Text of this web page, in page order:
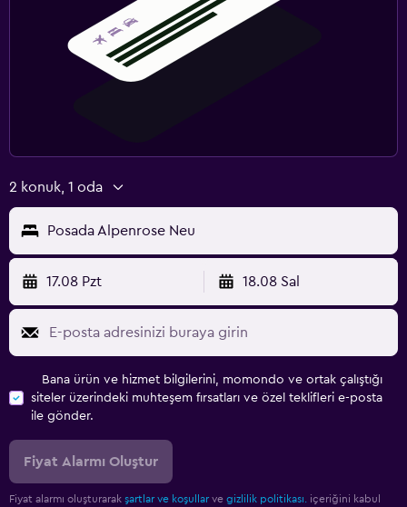
2 konuk, 1 oda
Posada Alpenrose Neu
17.08 Pzt 18.08 Sal
Bana ürün ve hizmet bilgilerini, momondo ve ortak çalıştığı
siteler üzerindeki muhteşem fırsatları ve özel teklifleri e-posta
ile gönder.
Fiyat Alarmı Oluştur
Fiyat alarmı oluşturarak şartlar ve koşullar ve gizlilik politikası.
içeriğini kabul